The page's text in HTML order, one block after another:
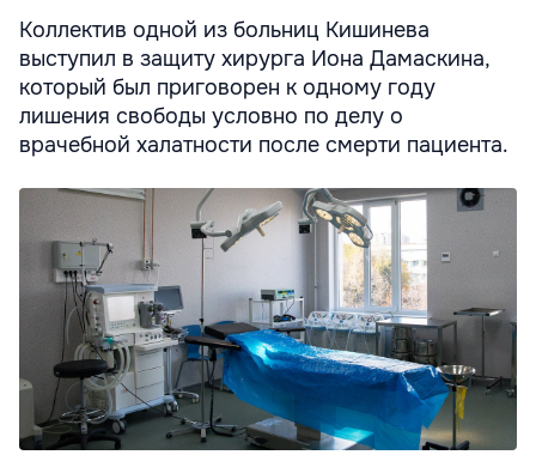
Коллектив одной из больниц Кишинева
выступил в защиту хирурга Иона Дамаскина,
который был приговорен к одному году
лишения свободы условно по делу о
врачебной халатности после смерти пациента.